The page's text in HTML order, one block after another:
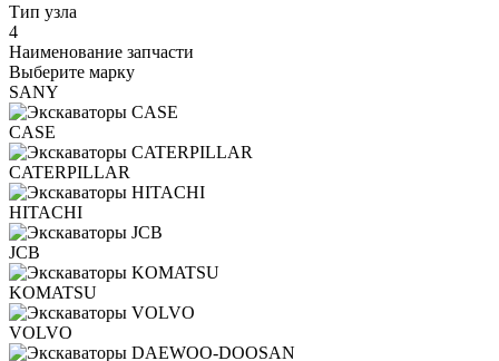
Тип узла
4
Наименование запчасти
Выберите марку
SANY
CASE
CATERPILLAR
HITACHI
JCB
KOMATSU
VOLVO